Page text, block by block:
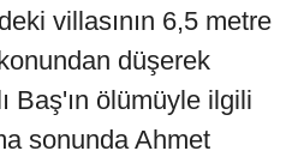
villasının 6,5 metre
düşerek
Baş'ın ölümüyle ilgili
sonunda Ahmet